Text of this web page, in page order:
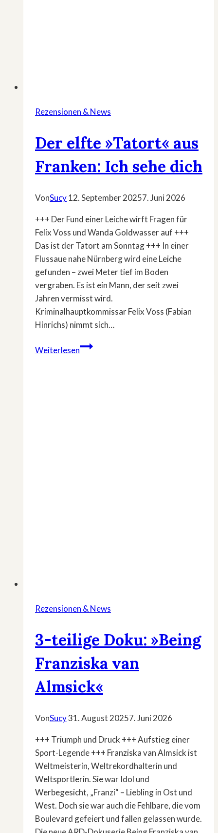
Rezensionen & News
Der elfte »Tatort« aus
Franken: Ich sehe dich
VonSucy12. September 20257. Juni 2026
+++ Der Fund einer Leiche wirft Fragen für
Felix Voss und Wanda Goldwasser auf +++
Das ist der Tatort am Sonntag +++ In einer
Flussaue nahe Nürnberg wird eine Leiche
gefunden – zwei Meter tief im Boden
vergraben. Es ist ein Mann, der seit zwei
Jahren vermisst wird.
Kriminalhauptkommissar Felix Voss (Fabian
Hinrichs) nimmt sich…
WeiterlesenDer
Rezensionen & News
3-teilige Doku: »Being
Franziska van
Almsick«
VonSucy31. August 20257. Juni 2026
+++ Triumph und Druck +++ Aufstieg einer
Sport-Legende +++ Franziska van Almsick ist
Weltmeisterin, Weltrekordhalterin und
Weltsportlerin. Sie war Idol und
Werbegesicht, „Franzi“ – Liebling in Ost und
West. Doch sie war auch die Fehlbare, die vom
Boulevard gefeiert und fallen gelassen wurde.